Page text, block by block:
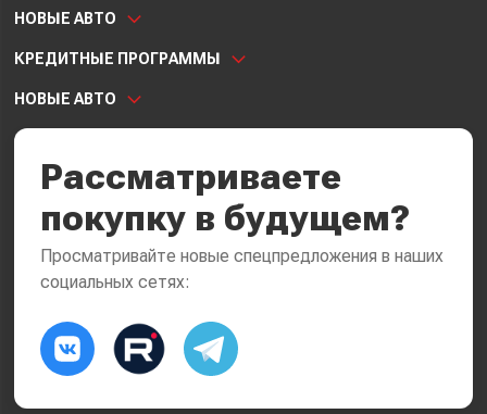
НОВЫЕ АВТО
КРЕДИТНЫЕ ПРОГРАММЫ
НОВЫЕ АВТО
Рассматриваете
покупку в будущем?
Просматривайте новые спецпредложения в наших
социальных сетях: